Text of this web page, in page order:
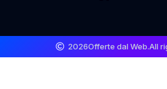
2026Offerte dal Web.All